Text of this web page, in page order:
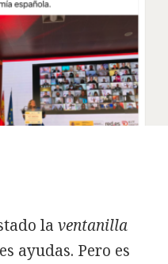
la ventanilla
ayudas. Pero es